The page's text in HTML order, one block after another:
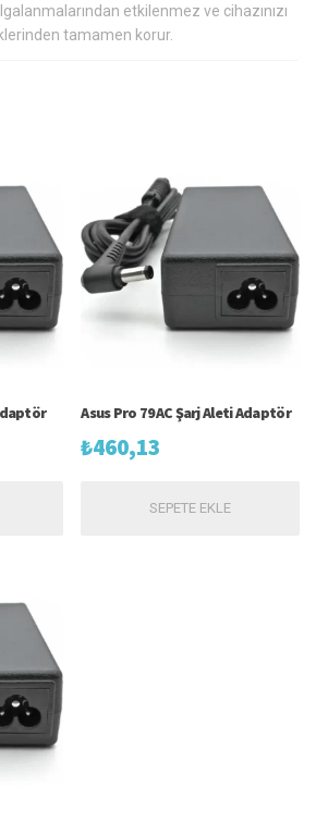
etkilenmez ve cihazınızı
tamamen korur.
Asus Pro 79AC Şarj Aleti Adaptör
₺460,13
SEPETE EKLE